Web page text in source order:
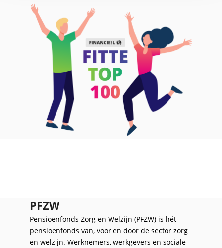
PFZW
Pensioenfonds Zorg en Welzijn (PFZW) is hét
pensioenfonds van, voor en door de sector zorg
en welzijn. Werknemers, werkgevers en sociale